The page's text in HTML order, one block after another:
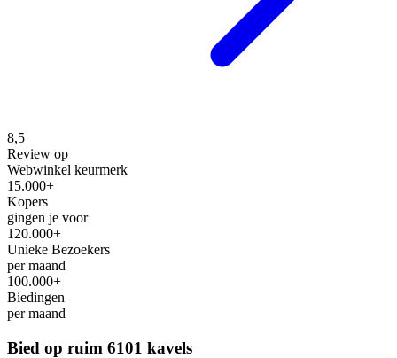
8,5
Review op
Webwinkel keurmerk
15.000+
Kopers
gingen je voor
120.000+
Unieke Bezoekers
per maand
100.000+
Biedingen
per maand
Bied op ruim 6101 kavels